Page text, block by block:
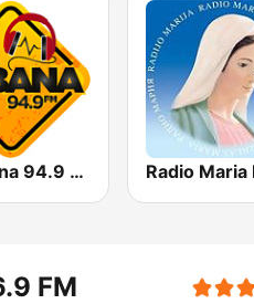
La Urbana 94.9 FM
FM